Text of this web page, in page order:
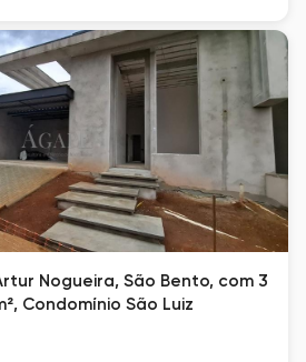
Nogueira, São Bento, com 3
Condomínio São Luiz